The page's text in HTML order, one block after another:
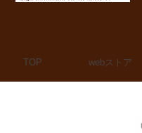
TOP webストア